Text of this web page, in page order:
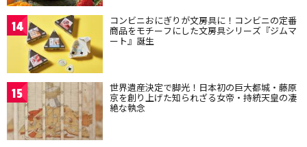
14 コンビニおにぎりが文房具に！コンビニの定番
商品をモチーフにした文房具シリーズ『ジムマ
ート』誕生
15 世界遺産決定で脚光！日本初の巨大都城・藤原
京を創り上げた知られざる女帝・持統天皇の凄
絶な執念